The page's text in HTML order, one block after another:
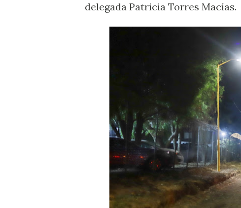
delegada Patricia Torres Macías.